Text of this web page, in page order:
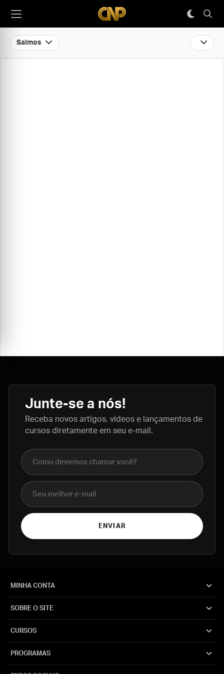
Salmos
Junte-se a nós!
Receba novos artigos, vídeos e lançamentos de
cursos diretamente em seu e-mail.
Nome completo
E-mail
ENVIAR
MINHA CONTA
SOBRE O SITE
CURSOS
PROGRAMAS